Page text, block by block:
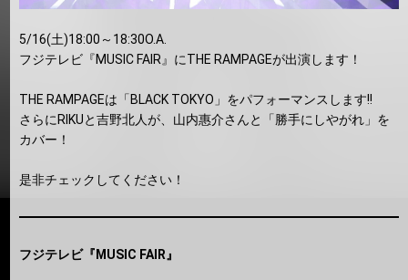
5/16(土)18:00～18:30O.A.
フジテレビ『MUSIC FAIR』にTHE RAMPAGE​が出演します！
THE RAMPAGEは「BLACK TOKYO」をパフォーマンスします!!
​さらにRIKUと吉野北人が、山内惠介さんと「勝手にしやがれ」を
カバー！
是非チェックしてください！
フジテレビ『MUSIC FAIR』